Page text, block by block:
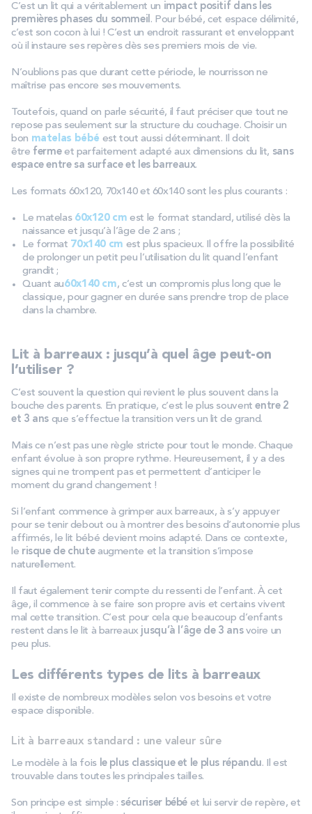
C’est un lit qui a véritablement un impact positif dans les
premières phases du sommeil . Pour bébé, cet espace délimité,
c’est son cocon à lui ! C’est un endroit rassurant et enveloppant
où il instaure ses repères dès ses premiers mois de vie.
N’oublions pas que durant cette période, le nourrisson ne
maîtrise pas encore ses mouvements.
Toutefois, quand on parle sécurité, il faut préciser que tout ne
repose pas seulement sur la structure du couchage. Choisir un
bon matelas bébé est tout aussi déterminant. Il doit
être fermeet parfaitement adapté aux dimensions du lit, sans
espace entre sa surface et les barreaux.
Les formats 60x120, 70x140 et 60x140 sont les plus courants :
Le matelas 60x120 cm est le format standard, utilisé dès la
naissance et jusqu’à l’âge de 2 ans ;
Le format 70x140 cm est plus spacieux. Il offre la possibilité
de prolonger un petit peu l’utilisation du lit quand l’enfant
grandit ;
Quant au60x140 cm, c’est un compromis plus long que le
classique, pour gagner en durée sans prendre trop de place
dans la chambre.
Lit à barreaux : jusqu’à quel âge peut-on
l’utiliser ?
C’est souvent la question qui revient le plus souvent dans la
bouche des parents. En pratique, c’est le plus souvententre 2
et 3 ans que s’effectue la transition vers un lit de grand.
Mais ce n’est pas une règle stricte pour tout le monde. Chaque
enfant évolue à son propre rythme. Heureusement, il y a des
signes qui ne trompent pas et permettent d’anticiper le
moment du grand changement !
Si l’enfant commence à grimper aux barreaux, à s’y appuyer
pour se tenir debout ou à montrer des besoins d’autonomie plus
affirmés, le lit bébé devient moins adapté. Dans ce contexte,
le risque de chuteaugmente et la transition s’impose
naturellement.
Il faut également tenir compte du ressenti de l’enfant. À cet
âge, il commence à se faire son propre avis et certains vivent
mal cette transition. C’est pour cela que beaucoup d’enfants
restent dans le lit à barreaux jusqu’à l’âge de 3 ansvoire un
peu plus.
Les différents types de lits à barreaux
Il existe de nombreux modèles selon vos besoins et votre
espace disponible.
Lit à barreaux standard : une valeur sûre
Le modèle à la fois le plus classique et le plus répandu. Il est
trouvable dans toutes les principales tailles.
Son principe est simple : sécuriser bébé et lui servir de repère, et